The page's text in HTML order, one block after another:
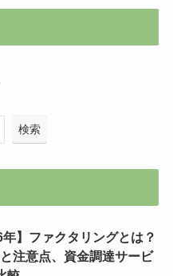
検索
年】ファクタリングとは？
注意点、資金調達サービ